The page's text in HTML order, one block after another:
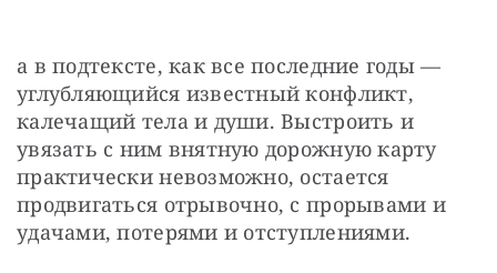
а в подтексте, как все последние годы —
углубляющийся известный конфликт,
калечащий тела и души. Выстроить и
увязать с ним внятную дорожную карту
практически невозможно, остается
продвигаться отрывочно, с прорывами и
удачами, потерями и отступлениями.